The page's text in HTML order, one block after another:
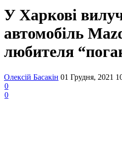
У Харкові
автомобіль
любителя
Олексій Басакін 01 Грудня, 2021
0
0